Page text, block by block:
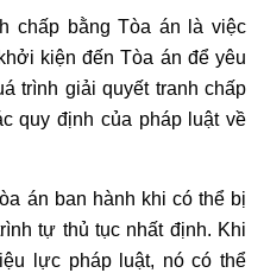
chấp bằng Tòa án là việc
kiện đến Tòa án để yêu
trình giải quyết tranh chấp
quy định của pháp luật về
án ban hành khi có thể bị
tự thủ tục nhất định. Khi
lực pháp luật, nó có thể